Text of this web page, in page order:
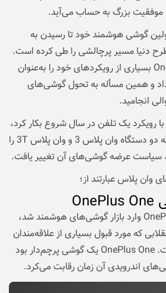
بزرگ به حساب می‌آید.
گوشی هوشمند خود تا رسیدن به
دنیا مسیر پرچالشی را طی کرده است.
در طول این مدت، OnePlus بسیاری از رویکردهای خود را به‌عنوان
و همین مسأله به تحول گوشی‌های
رویکرد یک تلفن در سال شروع بکار کرد،
اما در سال 2016 زمانی که دو دستگاه وان پلاس 3 و وان پلاس 3T را
سیاست عرضه گوشی‌های آن تغییر یافت.
پلاس عبارتند از؛
OnePlus One
این برند رسماً با OnePlus One وارد بازار گوشی‌های هوشمند شد،
که مورد قبول بسیاری از علاقه‌مندان
به دنیای فناوری قرار گرفت. OnePlus One یک گوشی پرچم‌دار بود
اندرویدی آن زمان رقابت می‌کرد.